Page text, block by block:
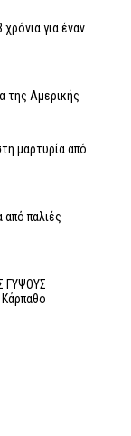
για έναν
της Αμερικής
μαρτυρία από
παλιές
ΓΥΨΟΥΣ